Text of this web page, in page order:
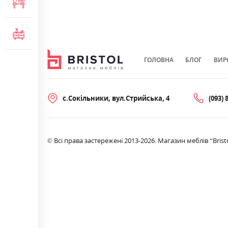
ГОЛОВНА БЛОГ
с.Сокільники, вул.Стрийська, 4 (093)
© Всі права застережені 2013-2026. Магазин меблів